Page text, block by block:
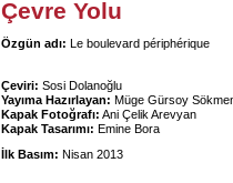
Çevre Yolu
Özgün adı: Le boulevard périphérique
Çeviri: Sosi Dolanoğlu
Yayıma Hazırlayan: Müge Gürsoy
Kapak Fotoğrafı: Ani Çelik Arevyan
Kapak Tasarımı: Emine Bora
İlk Basım: Nisan 2013